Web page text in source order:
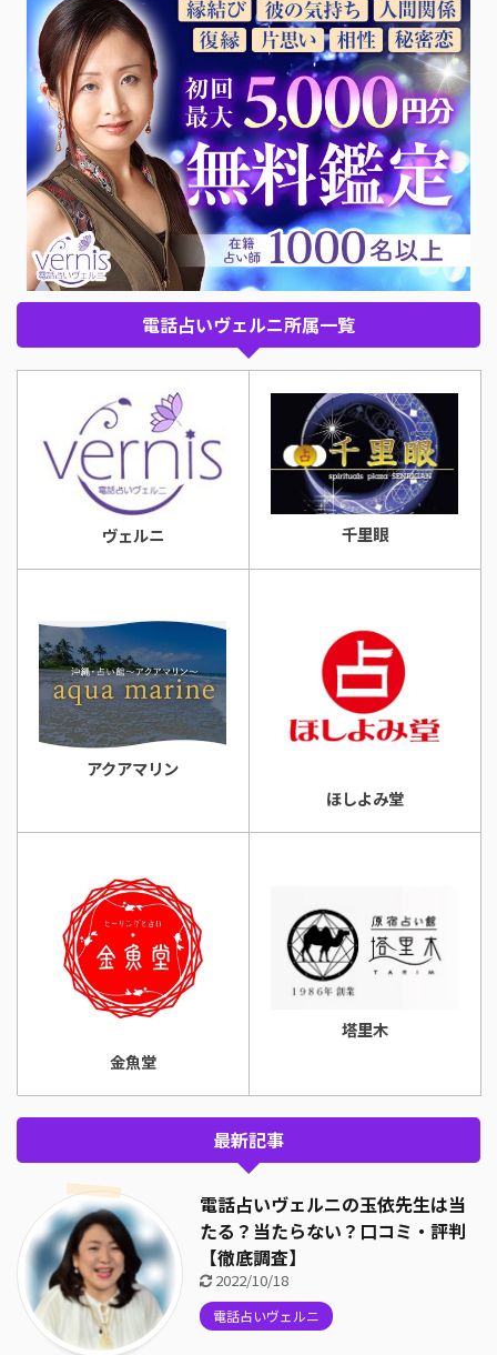
電話占いヴェルニ所属一覧
ヴェルニ 千里眼
アクアマリン
ほしよみ堂
金魚堂
塔里木
最新記事
電話占いヴェルニの玉依先生は当
たる？当たらない？口コミ・評判
【徹底調査】
2022/10/18
電話占いヴェルニ